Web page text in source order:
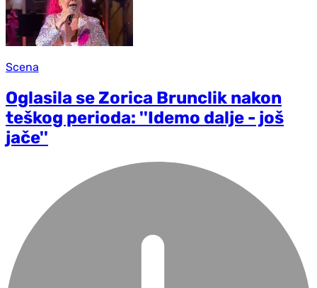
Scena
Oglasila se Zorica Brunclik nakon
teškog perioda: ''Idemo dalje - još
jače''